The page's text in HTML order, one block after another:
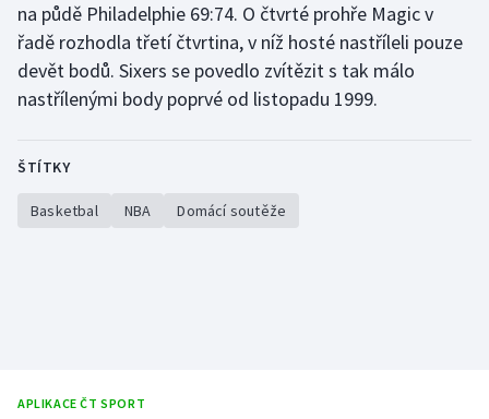
Rychlostní kanoistika
Short track
na půdě Philadelphie 69:74. O čtvrté prohře Magic v
řadě rozhodla třetí čtvrtina, v níž hosté nastříleli pouze
devět bodů. Sixers se povedlo zvítězit s tak málo
nastřílenými body poprvé od listopadu 1999.
ŠTÍTKY
Basketbal NBA Domácí soutěže
APLIKACE ČT SPORT